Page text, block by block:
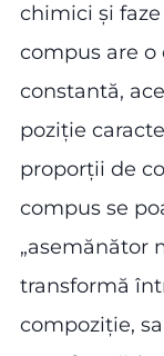
chimici și
compus are
constantă,
poziție
proporții de
compus se
„asemănător
transformă
compoziție,